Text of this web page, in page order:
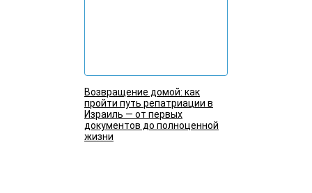
Возвращение домой: как
пройти путь репатриации в
Израиль — от первых
документов до полноценной
жизни